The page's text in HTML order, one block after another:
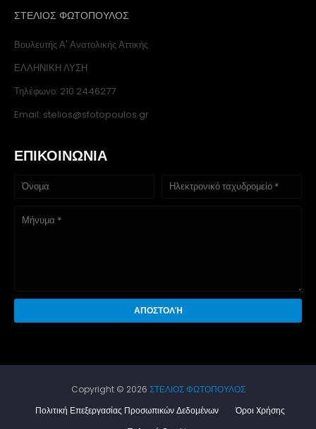
ΣΤΕΛΙΟΣ ΦΩΤΟΠΟΥΛΟΣ
Βουλευτής Α' Ανατολικής Αττικής
ΕΛΛΗΝΙΚΗ ΛΥΣΗ
Τηλέφωνο: 210 2446277
Email: stelios@sfotopoulos.gr
ΕΠΙΚΟΙΝΩΝΙΑ
Copyright © 2026 ΣΤΕΛΙΟΣ ΦΩΤΟΠΟΥΛΟΣ
Πολιτική Επεξεργασίας Προσωπικών Δεδομένων
Όροι Xρήσης